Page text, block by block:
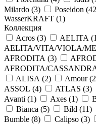
Milardo (3) Poseidon (42
WasserKRAFT (1)
Коллекция
Acros (3) AELITA (
AELITA/VITA/VIOLA/
AFRODITA (3)
AFRODITA/
ALISA (2) Amour (2
ASSOL (4) ATLAS (3)
Avanti (1) Axes (1)
Bianca (5) Bild (11)
Bumble (8) Calipso (3)